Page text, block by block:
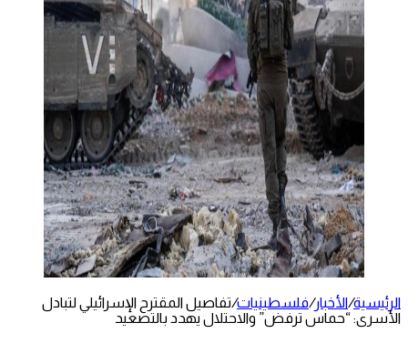
الرئيسية/الأخبار/فلسطينيات/تفاصيل المقترح الإسرائيلي لتبادل
الأسرى: “حماس ترفض” والاحتلال يهدد بالتصعيد